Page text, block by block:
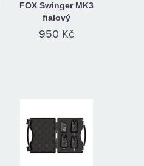
FOX Swinger MK3
fialový
950 Kč